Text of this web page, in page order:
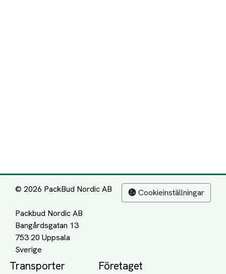
© 2026 PackBud Nordic AB
Packbud Nordic AB
Bangårdsgatan 13
753 20 Uppsala
Cookieinställningar
Transporter Företaget